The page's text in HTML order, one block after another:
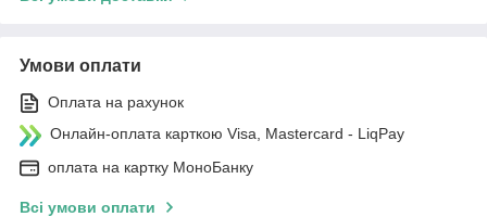
Умови оплати
Оплата на рахунок
Онлайн-оплата карткою Visa, Mastercard - LiqPay
оплата на картку МоноБанку
Всі умови оплати